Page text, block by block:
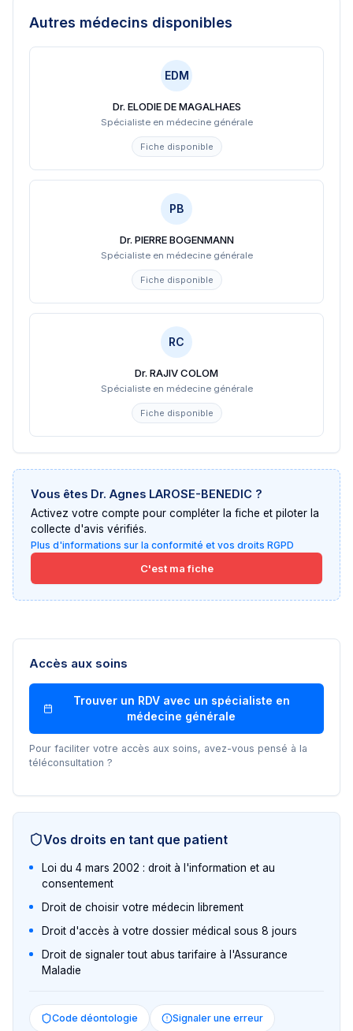
Autres médecins disponibles
EDM
Dr. ELODIE DE MAGALHAES
Spécialiste en médecine générale
Fiche disponible
PB
Dr. PIERRE BOGENMANN
Spécialiste en médecine générale
Fiche disponible
RC
Dr. RAJIV COLOM
Spécialiste en médecine générale
Fiche disponible
Vous êtes Dr. Agnes LAROSE-BENEDIC ?
Activez votre compte pour compléter la fiche et piloter la
collecte d'avis vérifiés.
Plus d'informations sur la conformité et vos droits RGPD
C'est ma fiche
Accès aux soins
Trouver un RDV avec un spécialiste en
médecine générale
Pour faciliter votre accès aux soins, avez-vous pensé à la
téléconsultation ?
Vos droits en tant que patient
Loi du 4 mars 2002 : droit à l'information et au
consentement
Droit de choisir votre médecin librement
Droit d'accès à votre dossier médical sous 8 jours
Droit de signaler tout abus tarifaire à l'Assurance
Maladie
Code déontologie Signaler une erreur